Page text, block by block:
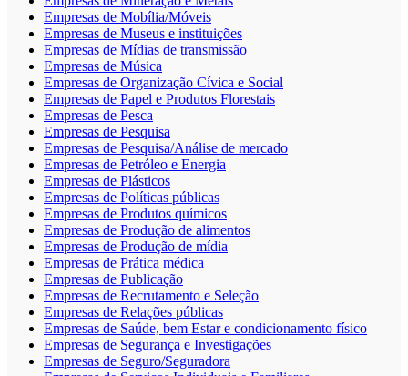
Empresas de Mobília/Móveis
Empresas de Museus e instituições
Empresas de Mídias de transmissão
Empresas de Música
Empresas de Organização Cívica e Social
Empresas de Papel e Produtos Florestais
Empresas de Pesca
Empresas de Pesquisa
Empresas de Pesquisa/Análise de mercado
Empresas de Petróleo e Energia
Empresas de Plásticos
Empresas de Políticas públicas
Empresas de Produtos químicos
Empresas de Produção de alimentos
Empresas de Produção de mídia
Empresas de Prática médica
Empresas de Publicação
Empresas de Recrutamento e Seleção
Empresas de Relações públicas
Empresas de Saúde, bem Estar e condicionamento físico
Empresas de Segurança e Investigações
Empresas de Seguro/Seguradora